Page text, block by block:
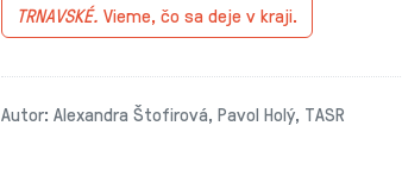
TRNAVSKÉ. Vieme, čo sa deje v kraji.
Autor: Alexandra Štofirová, Pavol Holý, TASR